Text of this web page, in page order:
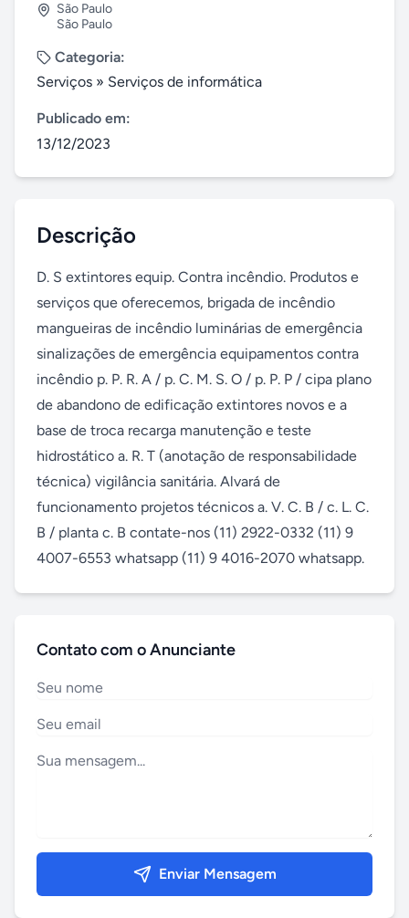
São Paulo
São Paulo
Categoria:
Serviços » Serviços de informática
Publicado em:
13/12/2023
Descrição
D. S extintores equip. Contra incêndio. Produtos e
serviços que oferecemos, brigada de incêndio
mangueiras de incêndio luminárias de emergência
sinalizações de emergência equipamentos contra
incêndio p. P. R. A / p. C. M. S. O / p. P. P / cipa plano
de abandono de edificação extintores novos e a
base de troca recarga manutenção e teste
hidrostático a. R. T (anotação de responsabilidade
técnica) vigilância sanitária. Alvará de
funcionamento projetos técnicos a. V. C. B / c. L. C.
B / planta c. B contate-nos (11) 2922-0332 (11) 9
4007-6553 whatsapp (11) 9 4016-2070 whatsapp.
Contato com o Anunciante
Enviar Mensagem